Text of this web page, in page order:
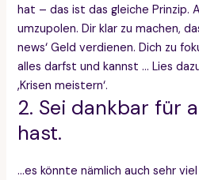
hat – das ist das gleiche Prinzip.
umzupolen. Dir klar zu machen,
news‘ Geld verdienen. Dich zu
alles darfst und kannst … Lies
‚Krisen meistern‘.
2. Sei dankbar für
hast.
…es könnte nämlich auch sehr